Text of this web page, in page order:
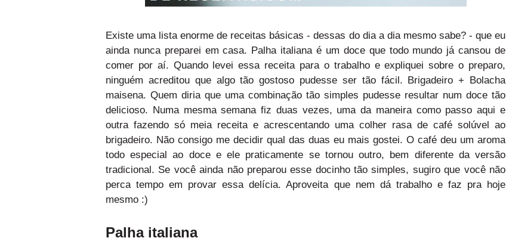
Existe uma lista enorme de receitas básicas - dessas do dia a dia mesmo sabe? - que eu
ainda nunca preparei em casa. Palha italiana é um doce que todo mundo já cansou de
comer por aí. Quando levei essa receita para o trabalho e expliquei sobre o preparo,
ninguém acreditou que algo tão gostoso pudesse ser tão fácil. Brigadeiro + Bolacha
maisena. Quem diria que uma combinação tão simples pudesse resultar num doce tão
delicioso. Numa mesma semana fiz duas vezes, uma da maneira como passo aqui e
outra fazendo só meia receita e acrescentando uma colher rasa de café solúvel ao
brigadeiro. Não consigo me decidir qual das duas eu mais gostei. O café deu um aroma
todo especial ao doce e ele praticamente se tornou outro, bem diferente da versão
tradicional. Se você ainda não preparou esse docinho tão simples, sugiro que você não
perca tempo em provar essa delícia. Aproveita que nem dá trabalho e faz pra hoje
mesmo :)
Palha italiana